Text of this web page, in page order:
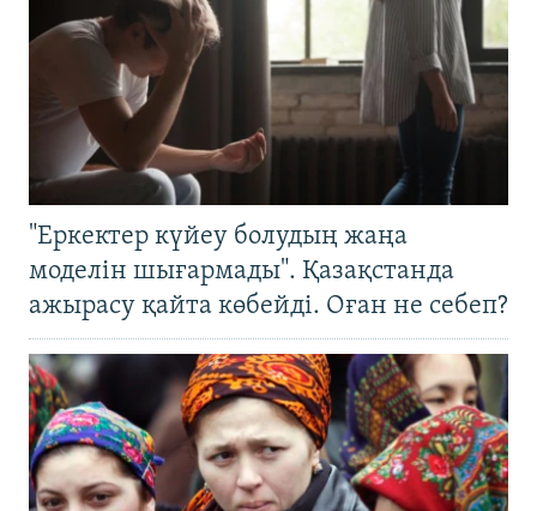
"Еркектер күйеу болудың жаңа
моделін шығармады". Қазақстанда
ажырасу қайта көбейді. Оған не себеп?